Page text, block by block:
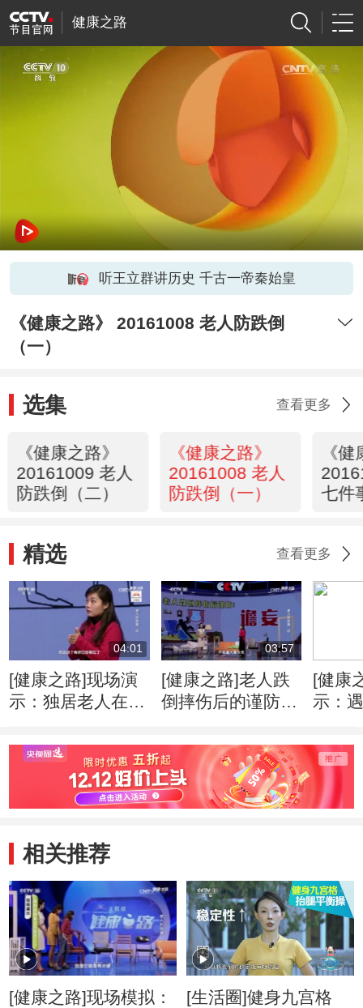
健康之路
听王立群讲历史 千古一帝秦始皇
《健康之路》 20161008 老人防跌倒
（一）
选集 查看更多
《健康之路》
20161009 老人
防跌倒（二）
《健康之路》
20161008 老人
防跌倒（一）
《
七
精选 查看更多
04:01
[健康之路]现场演
示：独居老人在家
损伤
03:57
[健康之路]老人跌
倒摔伤后的谨防：
[健康
示：
相关推荐
[健康之路]现场模拟：
[生活圈]健身九宫格